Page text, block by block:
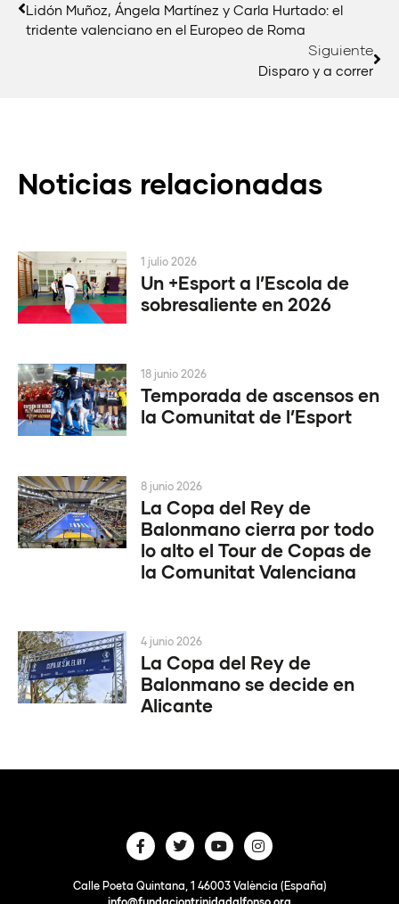
Lidón Muñoz, Ángela Martínez y Carla Hurtado: el
tridente valenciano en el Europeo de Roma
Siguiente
Disparo y a correr
Noticias relacionadas
Un +Esport a l’Escola de
sobresaliente en 2026
1 julio 2026
Temporada de ascensos en
la Comunitat de l’Esport
18 junio 2026
La Copa del Rey de
Balonmano cierra por todo
lo alto el Tour de Copas de
la Comunitat Valenciana
8 junio 2026
La Copa del Rey de
Balonmano se decide en
Alicante
4 junio 2026
Calle Poeta Quintana, 1 46003 València (España)